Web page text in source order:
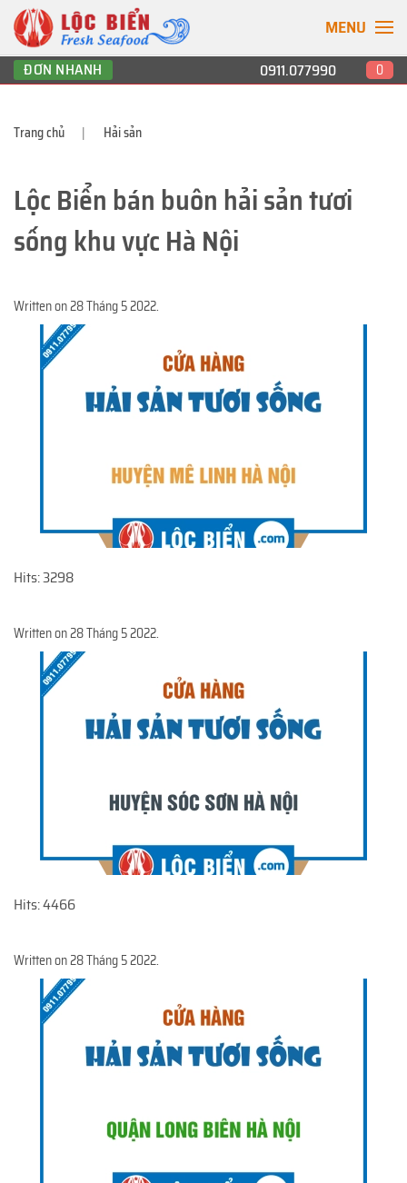
MENU
ĐƠN NHANH 0911.077990 0
Trang chủ Hải sản
Lộc Biển bán buôn hải sản tươi
sống khu vực Hà Nội
Written on28 Tháng 5 2022.
Hits: 3298
Written on28 Tháng 5 2022.
Hits: 4466
Written on28 Tháng 5 2022.